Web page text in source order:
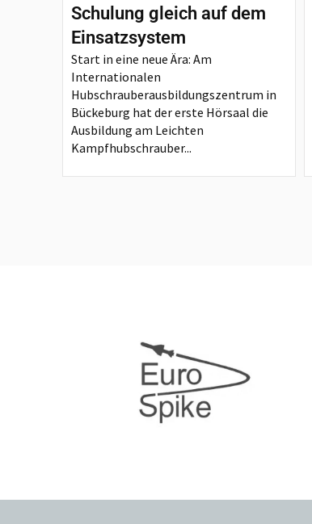
Schulung gleich auf dem
Einsatzsystem
Start in eine neue Ära: Am
Internationalen
Hubschrauberausbildungszentrum in
Bückeburg hat der erste Hörsaal die
Ausbildung am Leichten
Kampfhubschrauber...